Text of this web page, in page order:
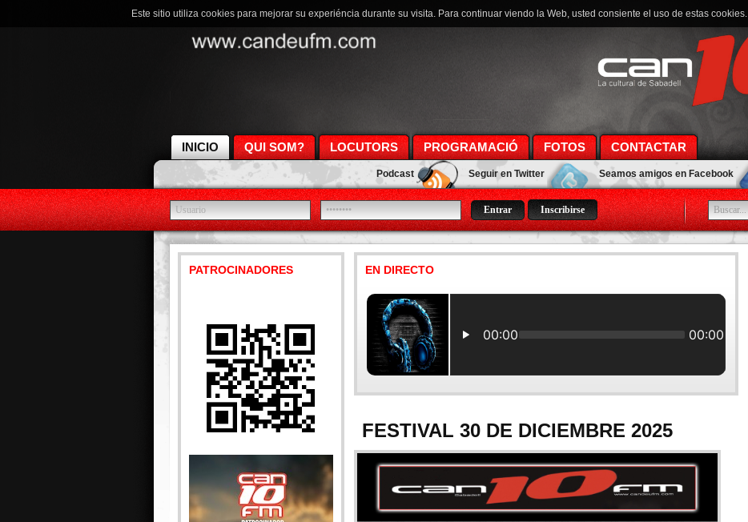
INICIO QUI SOM? LOCUTORS PROGRAMACIÓ FOTOS CONTACTAR
Podcast Seguir en Twitter Seamos amigos en Facebook
Inscribirse
PATROCINADORES EN DIRECTO
FESTIVAL 30 DE DICIEMBRE 2025
Este sitio utiliza cookies para mejorar su experiéncia durante su visita. Para continuar viendo la Web, usted consiente el uso de estas cookies.